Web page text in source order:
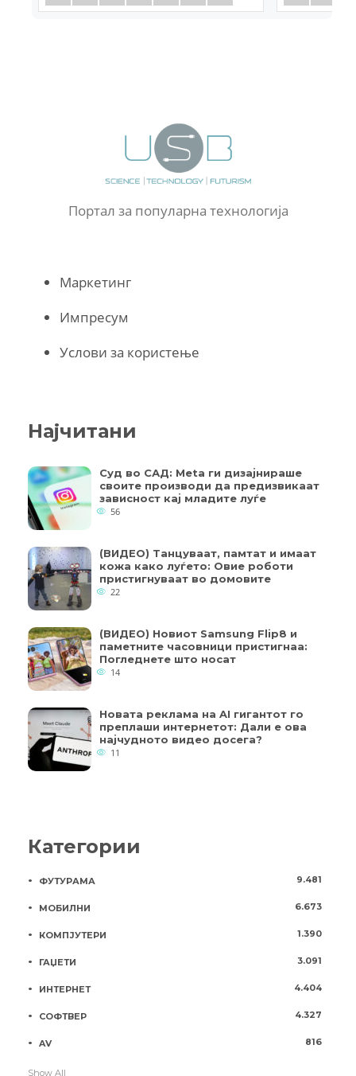
Портал за популарна технологија
Маркетинг
Импресум
Услови за користење
Најчитани
Суд во САД: Meta ги дизајнираше
своите производи да предизвикаат
зависност кај младите луѓе
56
(ВИДЕО) Танцуваат, памтат и имаат
кожа како луѓето: Овие роботи
пристигнуваат во домовите
22
(ВИДЕО) Новиот Samsung Flip8 и
паметните часовници пристигнаа:
Погледнете што носат
14
Новата реклама на AI гигантот го
преплаши интернетот: Дали е ова
најчудното видео досега?
11
Категории
ФУТУРАМА 9.481
МОБИЛНИ 6.673
КОМПЈУТЕРИ 1.390
ГАЏЕТИ 3.091
ИНТЕРНЕТ 4.404
СОФТВЕР 4.327
AV 816
Show All